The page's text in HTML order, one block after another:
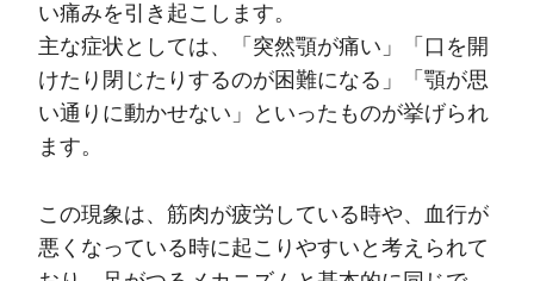
い痛みを引き起こします。
主な症状としては、「突然顎が痛い」「口を開
けたり閉じたりするのが困難になる」「顎が思
い通りに動かせない」といったものが挙げられ
ます。
この現象は、筋肉が疲労している時や、血行が
悪くなっている時に起こりやすいと考えられて